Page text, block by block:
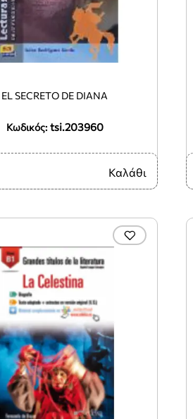
Κωδικός: tsi.203960
EL SECRETO DE DIANA
Καλάθι